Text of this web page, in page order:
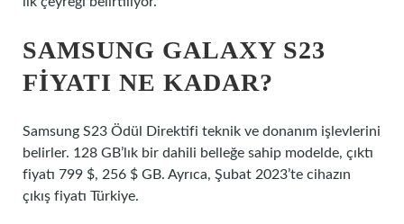
SAMSUNG GALAXY S23
FIYATI NE KADAR?
Samsung S23 Ödül Direktifi teknik ve donanım işlevlerini
belirler. 128 GB’lık bir dahili belleğe sahip modelde, çıktı
fiyatı 799 $, 256 $ GB. Ayrıca, Şubat 2023’te cihazın
çıkış fiyatı Türkiye.